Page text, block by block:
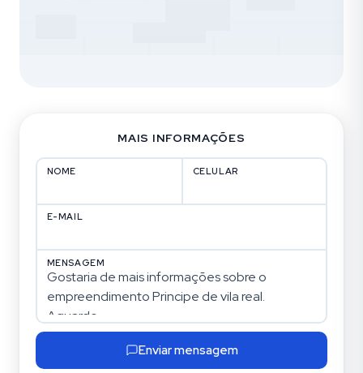
MAIS INFORMAÇÕES
NOME CELULAR
E-MAIL
MENSAGEM
Enviar mensagem